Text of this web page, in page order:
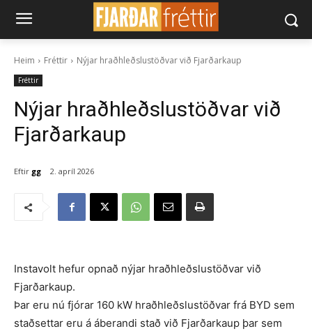
Heim Fréttir Nýjar hraðhleðslustöðvar við Fjarðarkaup
Fréttir
Nýjar hraðhleðslustöðvar við
Fjarðarkaup
Eftir gg 2. apríl 2026
Instavolt hefur opnað nýjar hraðhleðslustöðvar við
Fjarðarkaup.
Þar eru nú fjórar 160 kW hraðhleðslustöðvar frá BYD sem
staðsettar eru á áberandi stað við Fjarðarkaup þar sem